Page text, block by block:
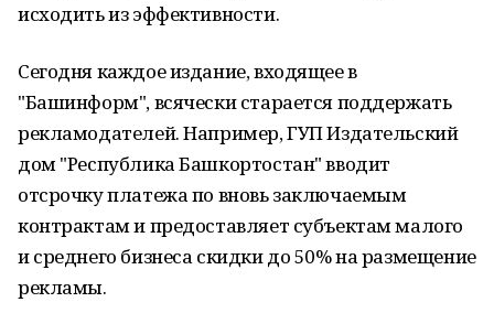
исходить из эффективности.
Сегодня каждое издание, входящее в
"Башинформ", всячески старается поддержать
рекламодателей. Например, ГУП Издательский
дом "Республика Башкортостан" вводит
отсрочку платежа по вновь заключаемым
контрактам и предоставляет субъектам малого
и среднего бизнеса скидки до 50% на размещение
рекламы.